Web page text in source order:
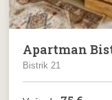
Apartman
Bistrik 21